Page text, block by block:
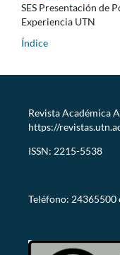
SES Presentación de
Experiencia UTN
Índice
Revista Académica
https://
ISSN: 2215-5538
Teléfono: 24365500